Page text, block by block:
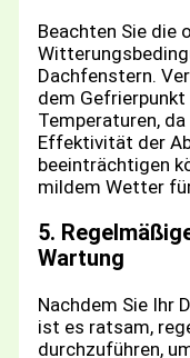
Beachten Sie die
Dachfenstern.
dem
Temperaturen,
Effektivität der
beeinträchtigen
mildem Wetter
5.
Wartung
Nachdem Sie Ihr
ist es ratsam,
durchzuführen,